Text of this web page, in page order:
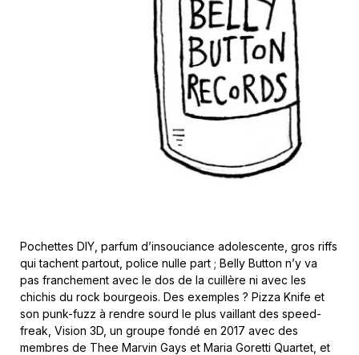
Pochettes DIY, parfum d’insouciance adolescente, gros riffs
qui tachent partout, police nulle part ; Belly Button n’y va
pas franchement avec le dos de la cuillère ni avec les
chichis du rock bourgeois. Des exemples ? Pizza Knife et
son punk-fuzz à rendre sourd le plus vaillant des speed-
freak, Vision 3D, un groupe fondé en 2017 avec des
membres de Thee Marvin Gays et Maria Goretti Quartet, et